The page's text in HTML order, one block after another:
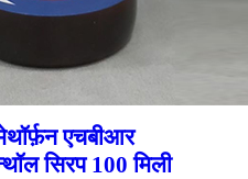
एचबीआर
सिरप 100 मिली